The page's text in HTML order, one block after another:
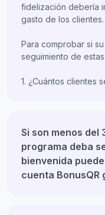
fidelización debería
gasto de los clientes.
Para comprobar si
seguimiento de
1. ¿Cuántos clientes
Si son menos del
programa deba
bienvenida
cuenta BonusQR